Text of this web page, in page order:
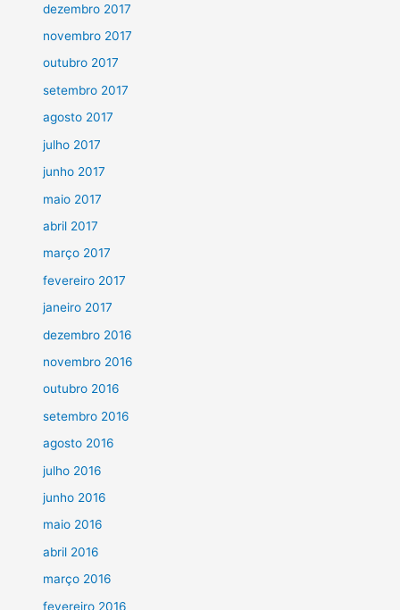
dezembro 2017
novembro 2017
outubro 2017
setembro 2017
agosto 2017
julho 2017
junho 2017
maio 2017
abril 2017
março 2017
fevereiro 2017
janeiro 2017
dezembro 2016
novembro 2016
outubro 2016
setembro 2016
agosto 2016
julho 2016
junho 2016
maio 2016
abril 2016
março 2016
fevereiro 2016